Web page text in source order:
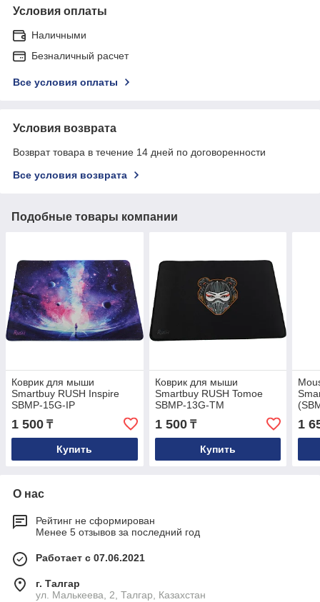
Условия оплаты
Наличными
Безналичный расчет
Все условия оплаты
Условия возврата
Возврат товара в течение 14 дней по договоренности
Все условия возврата
Подобные товары компании
Коврик для мыши
Smartbuy RUSH Inspire
SBMP-15G-IP
1 500 ₸
Купить
Коврик для мыши
Smartbuy RUSH Tomoe
SBMP-13G-TM
1 500₸
Купить
1
О нас
Рейтинг не сформирован
Менее 5 отзывов за последний год
Работает с 07.06.2021
г. Талгар
ул. Малькеева, 2, Талгар, Казахстан